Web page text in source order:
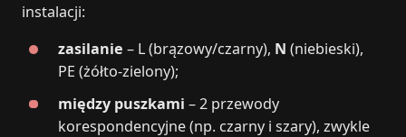
instalacji:
zasilanie – L (brązowy/czarny), N (niebieski),
PE (żółto‑zielony);
między puszkami – 2 przewody
korespondencyjne (np. czarny i szary), zwykle